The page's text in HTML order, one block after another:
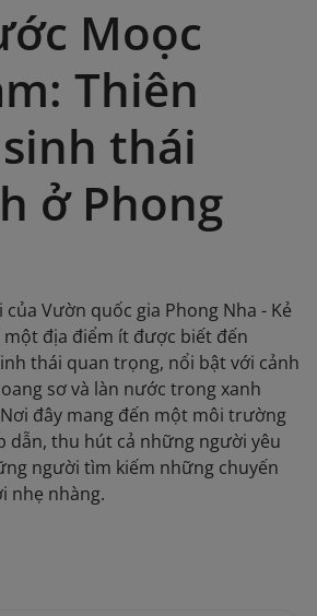
Moọc
Thiên
thái
ở Phong
Vườn quốc gia Phong Nha - Kẻ
một địa điểm ít được biết đến
thái quan trọng, nổi bật với cảnh
sơ và làn nước trong xanh
đây mang đến một môi trường
dẫn, thu hút cả những người yêu
người tìm kiếm những chuyến
nhẹ nhàng.